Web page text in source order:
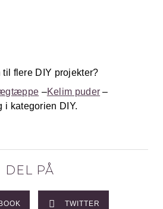
flere DIY projekter?
–Kelim puder –
i kategorien DIY.
DEL PÅ
TWITTER